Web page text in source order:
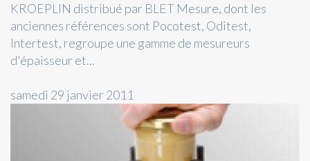
KROEPLIN distribué par BLET Mesure, dont les
anciennes références sont Pocotest, Oditest,
Intertest, regroupe une gamme de mesureurs
d'épaisseur et...
samedi 29 janvier 2011